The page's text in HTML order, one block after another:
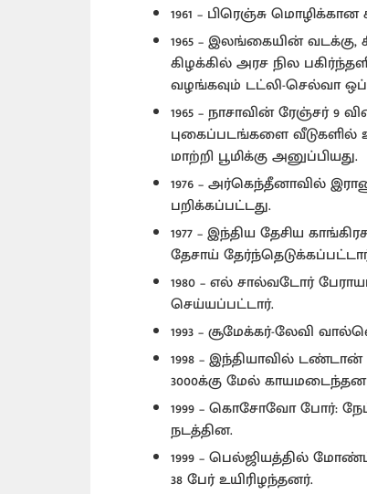
1961 – பிரெஞ்சு
1965 – இலங்கையின்
கிழக்கில் அரச நில
வழங்கவும் டட்லி-செல்வா
1965 – நாசாவின் ரேஞ்சர்
புகைப்படங்களை வீடுகளில்
மாற்றி பூமிக்கு அனுப்பியது.
1976 – அர்கெந்தீனாவில்
பறிக்கப்பட்டது.
1977 – இந்திய தேசிய
தேசாய்
1980 – எல் சால்வடோர்
செய்யப்பட்டார்.
1993 – சூமேக்கர்-லேவி
1998 – இந்தியாவில் டண்டான்
3000க்கு மேல்
1999 – கொசோவோ போர்:
நடத்தின.
1999 – பெல்ஜியத்தில் மோண்ட்
38 பேர் உயிரிழந்தனர்.